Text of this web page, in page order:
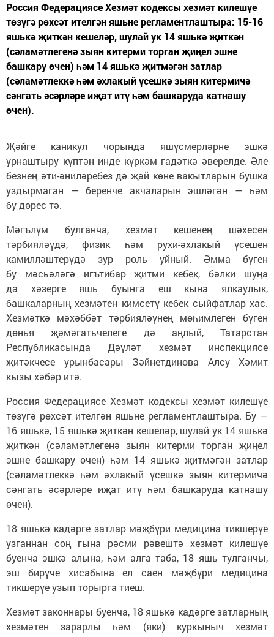
Россия Федерациясе Хезмәт кодексы хезмәт килешүе
төзүгә рөхсәт ителгән яшьне регламентлаштыра: 15-16
яшькә җиткән кешеләр, шулай ук 14 яшькә җиткән
(сәламәтлегенә зыян китерми торган җиңел эшне
башкару өчен) һәм 14 яшькә җитмәгән затлар
(сәламәтлеккә һәм әхлакый үсешкә зыян китермичә
сәнгать әсәрләре иҗат итү һәм башкаруда катнашу
өчен).
Җәйге каникул чорында яшүсмерләрне эшкә
урнаштыру күптән инде күркәм гадәткә әверелде. Әле
безнең әти-әниләребез дә җәй көне вакытларын бушка
уздырмаган — беренче акчаларын эшләгән — һәм
бу дөрес тә.
Мәгълүм булганча, хезмәт кешенең шәхесен
тәрбияләүдә, физик һәм рухи-әхлакый үсешен
камилләштерүдә зур роль уйный. Әмма бүген
бу мәсьәләгә игътибар җитми кебек, бәлки шуңа
да хәзерге яшь буынга еш кына ялкаулык,
башкаларның хезмәтен кимсетү кебек сыйфатлар хас.
Хезмәткә мәхәббәт тәрбияләүнең мөһимлеген бүген
дөнья җәмәгатьчелеге дә аңлый, Татарстан
Республикасында Дәүләт хезмәт инспекциясе
җитәкчесе урынбасары Зәйнетдинова Алсу Хәмит
кызы хәбәр итә.
Россия Федерациясе Хезмәт кодексы хезмәт килешүе
төзүгә рөхсәт ителгән яшьне регламентлаштыра. Бу —
16 яшькә, 15 яшькә җиткән кешеләр, шулай ук 14 яшькә
җиткән (сәламәтлегенә зыян китерми торган җиңел
эшне башкару өчен) һәм 14 яшькә җитмәгән затлар
(сәламәтлеккә һәм әхлакый үсешкә зыян китермичә
сәнгать әсәрләре иҗат итү һәм башкаруда катнашу
өчен).
18 яшькә кадәрге затлар мәҗбүри медицина тикшерүе
узганнан соң гына рәсми рәвештә хезмәт килешүе
буенча эшкә алына, һәм алга таба, 18 яшь тулганчы,
эш бирүче хисабына ел саен мәҗбүри медицина
тикшерүе узып торырга тиеш.
Хезмәт законнары буенча, 18 яшькә кадәрге затларның
хезмәтен зарарлы һәм (яки) куркыныч хезмәт